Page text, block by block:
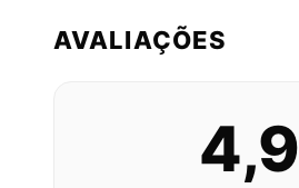
AVALIAÇÕES
4,9